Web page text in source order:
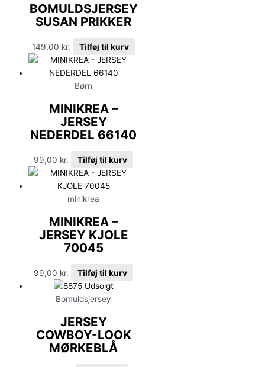
BOMULDSJERSEY
SUSAN PRIKKER
149,00 kr. Tilføj til kurv
Børn
MINIKREA –
JERSEY
NEDERDEL 66140
99,00 kr. Tilføj til kurv
minikrea
MINIKREA –
JERSEY KJOLE
70045
99,00 kr.
Tilføj til kurv
Udsolgt
Bomuldsjersey
JERSEY
COWBOY-LOOK
MØRKEBLÅ